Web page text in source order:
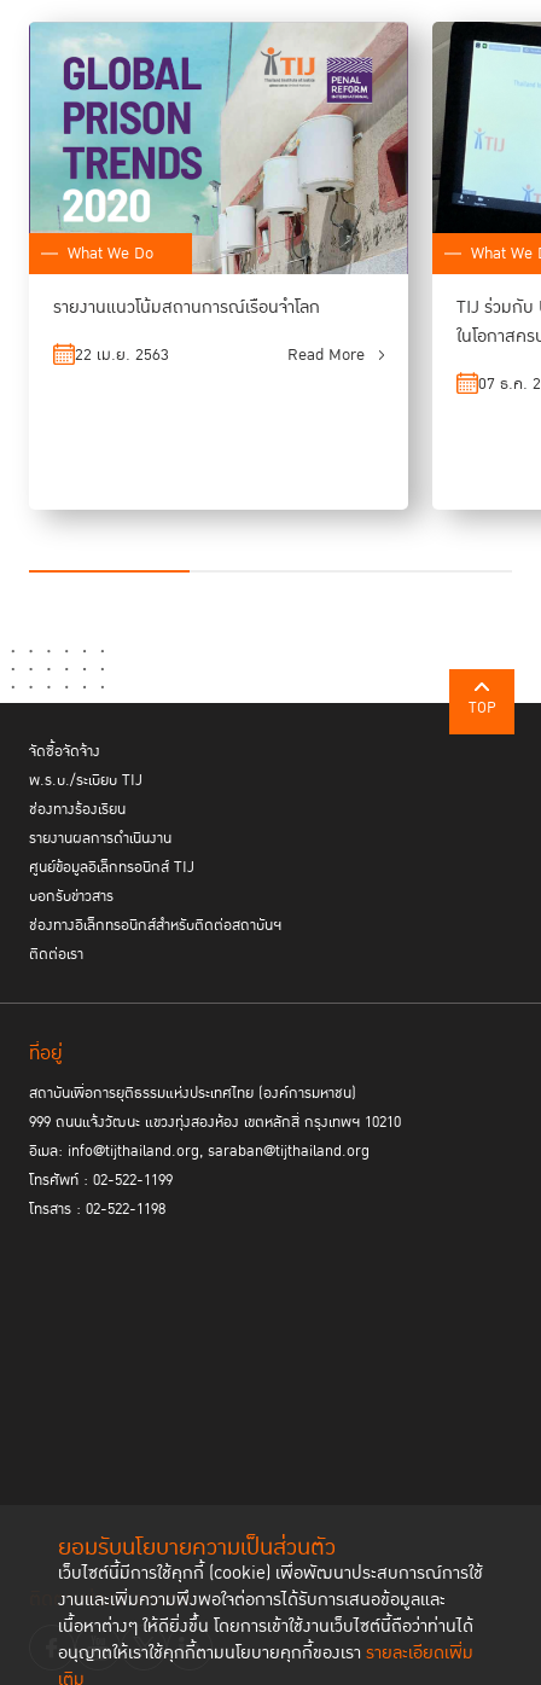
ยอมรับนโยบายความเป็นส่วนตัว
เว็บไซต์นี้มีการใช้คุกกี้ (cookie) เพื่อพัฒนาประสบการณ์การใช้
งานและเพิ่มความพึงพอใจต่อการได้รับการเสนอข้อมูลและ
เนื้อหาต่างๆ ให้ดียิ่งขึ้น โดยการเข้าใช้งานเว็บไซต์นี้ถือว่าท่านได้
อนุญาตให้เราใช้คุกกี้ตามนโยบายคุกกี้ของเรา รายละเอียดเพิ่ม
ประเทศมีเจ้าหน้าที่เรือนจำติดเชื้อสูงถึง 88% ของยอดผู้ติดเชื้อในเรือนจำ
ทั้งหมด ในขณะที่หลายประเทศไม่เปิดเผยตัวเลขการติดเชื้อในกลุ่มเจ้าหน้าที่
อย่างชัดเจน ปัญหาความเสี่ยงของเจ้าหน้าที่ราชทัณฑ์เชื่อมโยงกับปัญหาใหญ่
ในเชิงระบบ คือ เรือนจำทั่วโลกใช้งบประมาณ ไม่ถึง 0.3% ของ GDP ในการ
บริหารเรือนจำ ประกอบกับปัญหานักโทษล้นคุก จึงมีเจ้าหน้าที่น้อยกว่าปริมาณ
งาน โดยประเทศไทย เป็นหนึ่งในกลุ่มที่ถูกจัดให้อยู่ในโซนสีแดงของปัญหานี้
เพราะมีอัตราส่วนเจ้าหน้าที่ 1 คน ต่อผู้ต้องขังถึง 28 คน สูงเป็นอันดับต้นๆ
ของโลก
เมื่อพิจารณาสถานการณ์ทั้งหมด มีผู้สะท้อนสถานการณ์เรือนจำโลก ในช่วง 1
ส่วนหนึ่งเพราะยังไม่มีงานวิจัย ยังไม่มีการศึกษาผลกระทบที่แท้จริงของโค
วิด-19ต่อการบริหารจัดการเรือนจำ และที่สำคัญคือ มีเรือนจำมากกว่า 80
ประเทศ ที่ไม่เปิดเผยข้อมูลที่แท้จริงเกี่ยวกับจำนวนผู้ติดเชื้อและผู้เสียชีวิตจาก
เมื่อมีความไม่โปร่งใสหรือการเปิดเผยข้อมูลที่
จากข้อสรุปในเวทีเสวนา Global Prison Trend 2021 จะเห็นได้ว่า ปัญหา
ความแออัดของเรือนจำ ทำให้การบริหารจัดการในสถานการณ์โรคระบาดของ
เรือนจำเป็นไปได้ยาก และยิ่งน่าสนใจมากขึ้น เมื่อข้อมูลจากหลายประเทศระบุ
ต้นเหตุของความแออัด เป็นเพราะมี “คนหลายกลุ่มที่ไม่ควรถูกคุมขัง แต่กลับ
ถูกคุมขัง” และหากกลุ่มคนซึ่งยังไม่ถูกตัดสินว่าเป็นผู้กระทำความผิด หรือกลุ่ม
คนที่มีความผิดเพียงเล็กน้อย แต่กลับได้รับผลกระทบรุนแรงจากการติดเชื้อโค
วิด-19 เพราะความแออัดในเรือนจำ จะส่งผลต่อภาพรวมของกระบวนการ
ยุติธรรมหรือไม่
What We Do
รายงานแนวโน้มสถานการณ์เรือนจำโลก
22 เม.ย. 2563 Read More
What We
TIJ ร่วมกับ
ในโอกาสค
07 ธ.ค.
TOP
จัดซื้อจัดจ้าง
พ.ร.บ./ระเบียบ TIJ
ช่องทางร้องเรียน
รายงานผลการดำเนินงาน
ศูนย์ข้อมูลอิเล็กทรอนิกส์ TIJ
บอกรับข่าวสาร
ช่องทางอิเล็กทรอนิกส์สำหรับติดต่อสถาบันฯ
ติดต่อเรา
ที่อยู่
สถาบันเพื่อการยุติธรรมแห่งประเทศไทย (องค์การมหาชน)
999 ถนนแจ้งวัฒนะ แขวงทุ่งสองห้อง เขตหลักสี่ กรุงเทพฯ 10210
อีเมล: info@tijthailand.org, saraban@tijthailand.org
โทรศัพท์ : 02-522-1199
โทรสาร : 02-522-1198
ติดตามช่องทาง social